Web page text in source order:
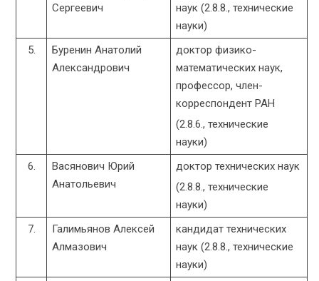
Сергеевич
наук (2.8.8., технические
науки)
5.
Буренин Анатолий
Александрович
доктор физико-
математических наук,
профессор, член-
корреспондент РАН
(2.8.6., технические
науки)
6.
Васянович Юрий
Анатольевич
доктор технических наук
(2.8.8., технические
науки)
7.
Галимьянов Алексей
Алмазович
кандидат технических
наук (2.8.8., технические
науки)